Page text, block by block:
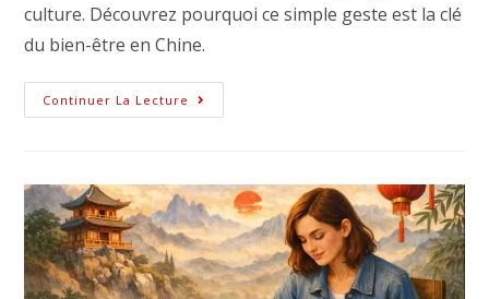
culture. Découvrez pourquoi ce simple geste est la clé
du bien-être en Chine.
Continuer La Lecture